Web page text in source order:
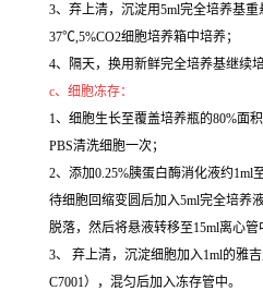
3、弃上清，沉淀用5ml完全培养基
37℃,5%CO2细胞培养箱中培养；
4、隔天，换用新鲜完全培养基继续培
c、细胞冻存：
1、细胞生长至覆盖培养瓶的80%面
PBS清洗细胞一次；
2、添加0.25%胰蛋白酶消化液约1ml
待细胞回缩变圆后加入5ml完全培养
脱落，然后将悬液转移至15ml离心管
3、 弃上清，沉淀细胞加入1ml的雅
C7001），混匀后加入冻存管中。